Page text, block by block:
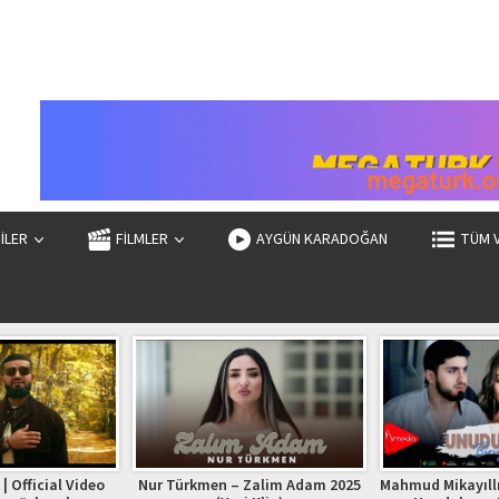
FİLMLER AYGÜN KARADOĞAN TÜM
Official Video
Nur Türkmen – Zalim Adam 2025
Mahmud